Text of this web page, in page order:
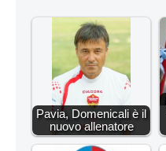
Pavia, Domenicali è il
nuovo allenatore